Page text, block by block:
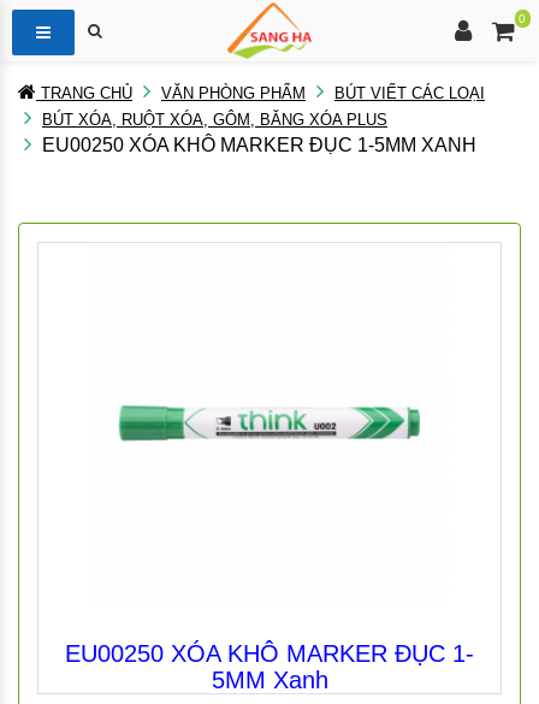
0
TRANG CHỦ VĂN PHÒNG PHẨM
BÚT VIẾT CÁC LOẠI
BÚT XÓA, RUỘT XÓA, GÔM, BĂNG XÓA PLUS
EU00250 XÓA KHÔ MARKER ĐỤC 1-5MM XANH
EU00250 XÓA KHÔ MARKER ĐỤC 1-
5MM Xanh